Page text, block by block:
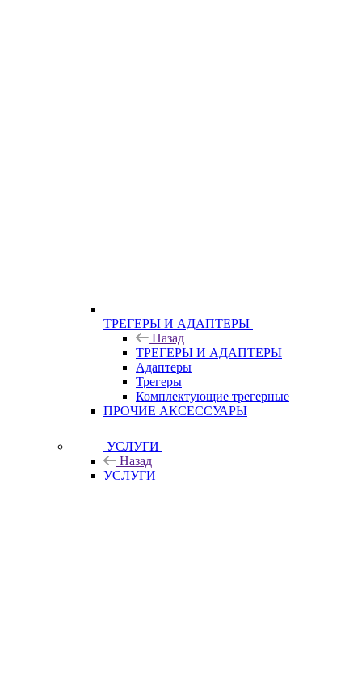
ТРЕГЕРЫ И АДАПТЕРЫ
Назад
ТРЕГЕРЫ И АДАПТЕРЫ
Адаптеры
Трегеры
Комплектующие трегерные
ПРОЧИЕ АКСЕССУАРЫ
УСЛУГИ
Назад
УСЛУГИ